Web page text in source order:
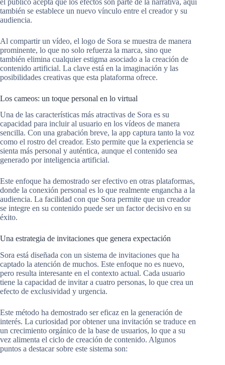
también se establece un nuevo vínculo entre el creador y su
audiencia.
Al compartir un vídeo, el logo de Sora se muestra de manera
prominente, lo que no solo refuerza la marca, sino que
también elimina cualquier estigma asociado a la creación de
contenido artificial. La clave está en la imaginación y las
posibilidades creativas que esta plataforma ofrece.
Los cameos: un toque personal en lo virtual
Una de las características más atractivas de Sora es su
capacidad para incluir al usuario en los vídeos de manera
sencilla. Con una grabación breve, la app captura tanto la voz
como el rostro del creador. Esto permite que la experiencia se
sienta más personal y auténtica, aunque el contenido sea
generado por inteligencia artificial.
Este enfoque ha demostrado ser efectivo en otras plataformas,
donde la conexión personal es lo que realmente engancha a la
audiencia. La facilidad con que Sora permite que un creador
se integre en su contenido puede ser un factor decisivo en su
éxito.
Una estrategia de invitaciones que genera expectación
Sora está diseñada con un sistema de invitaciones que ha
captado la atención de muchos. Este enfoque no es nuevo,
pero resulta interesante en el contexto actual. Cada usuario
tiene la capacidad de invitar a cuatro personas, lo que crea un
efecto de exclusividad y urgencia.
Este método ha demostrado ser eficaz en la generación de
interés. La curiosidad por obtener una invitación se traduce en
un crecimiento orgánico de la base de usuarios, lo que a su
vez alimenta el ciclo de creación de contenido. Algunos
puntos a destacar sobre este sistema son: